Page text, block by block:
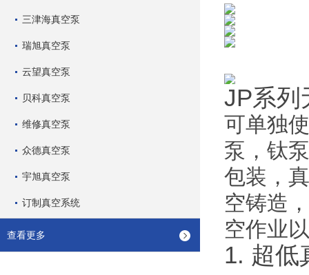
三津海真空泵
瑞旭真空泵
云望真空泵
贝科真空泵
维修真空泵
众德真空泵
宇旭真空泵
订制真空系统
查看更多
JP系列
可单独
泵，钛
包装，
空铸造
空作业
1. 超